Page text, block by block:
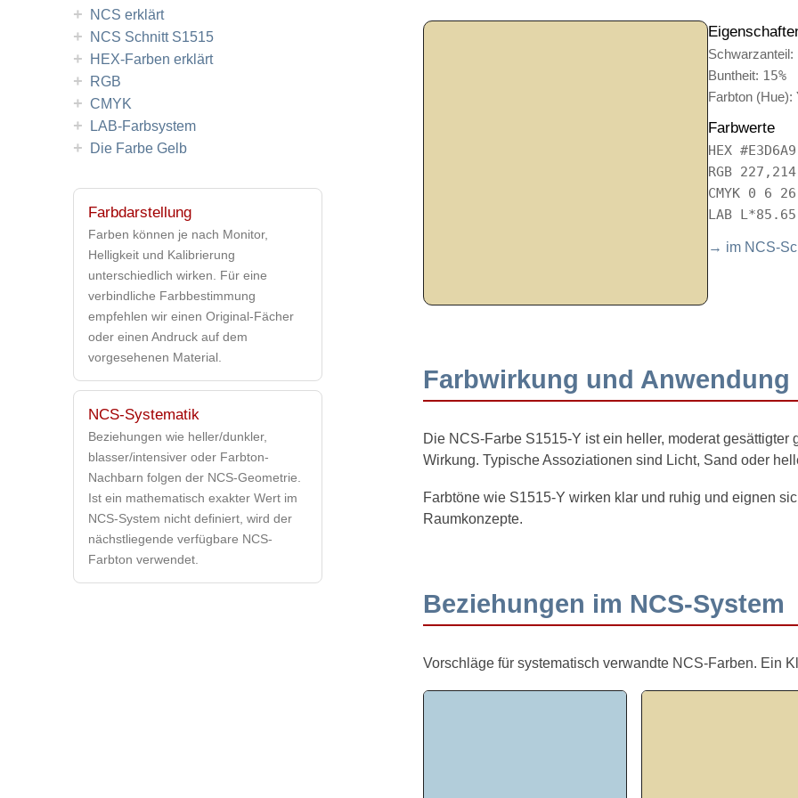
Schwarzanteil:
Buntheit: 15%
Farbton (Hue):
Farbwerte
HEX #E3D6A9
RGB
CMYK 0 6
LAB
→ im NCS-
Farbwirkung und Anwendung
Die NCS-Farbe S1515-Y ist ein heller, moderat
Wirkung. Typische Assoziationen sind Licht, Sand oder
Farbtöne wie S1515-Y wirken klar und ruhig und eignen
Raumkonzepte.
Beziehungen im NCS-System
Vorschläge für systematisch verwandte NCS-Farben. Ein
+ NCS erklärt
+ NCS Schnitt S1515
+ HEX-Farben erklärt
+ RGB
+ CMYK
+ LAB-Farbsystem
+ Die Farbe Gelb
Farbdarstellung
Farben können je nach Monitor,
Helligkeit und Kalibrierung
unterschiedlich wirken. Für eine
verbindliche Farbbestimmung
empfehlen wir einen Original-Fächer
oder einen Andruck auf dem
vorgesehenen Material.
NCS-Systematik
Beziehungen wie heller/dunkler,
blasser/intensiver oder Farbton-
Nachbarn folgen der NCS-Geometrie.
Ist ein mathematisch exakter Wert im
NCS-System nicht definiert, wird der
nächstliegende verfügbare NCS-
Farbton verwendet.